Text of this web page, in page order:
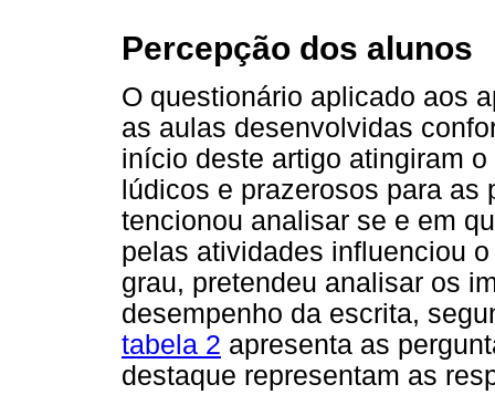
Percepção dos alunos
O questionário aplicado aos
as aulas desenvolvidas
início deste artigo atingiram
lúdicos e prazerosos para
tencionou analisar se e em
pelas atividades influenciou
grau, pretendeu analisar os
desempenho da escrita,
tabela 2 apresenta as
destaque representam as